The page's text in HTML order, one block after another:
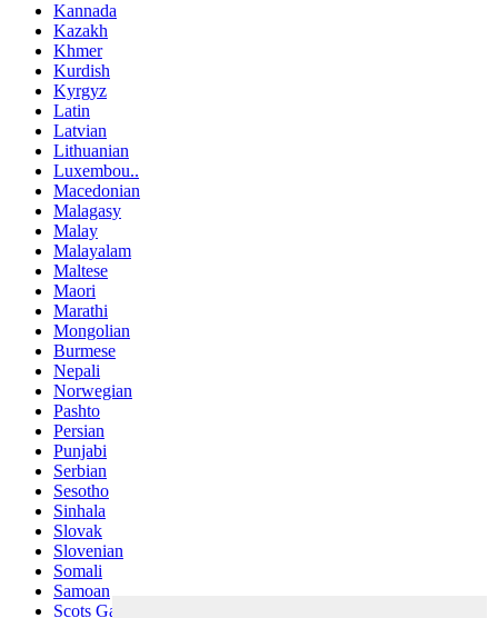
Kannada
Kazakh
Khmer
Kurdish
Kyrgyz
Latin
Latvian
Lithuanian
Luxembou..
Macedonian
Malagasy
Malay
Malayalam
Maltese
Maori
Marathi
Mongolian
Burmese
Nepali
Norwegian
Pashto
Persian
Punjabi
Serbian
Sesotho
Sinhala
Slovak
Slovenian
Somali
Samoan
Scots Gaelic